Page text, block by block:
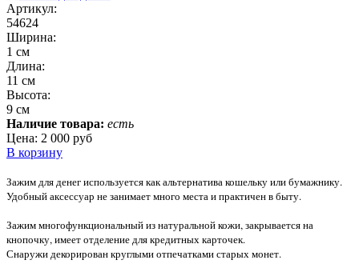
Артикул:
54624
Ширина:
1 см
Длина:
11 см
Высота:
9 см
Наличие товара: есть
Цена: 2 000 руб
В корзину
Зажим для денег используется как альтернатива кошельку или бумажнику.
Удобный аксессуар не занимает много места и практичен в быту.
Зажим многофункциональный из натуральной кожи, закрывается на
кнопочку, имеет отделение для кредитных карточек.
Снаружи декорирован круглыми отпечатками старых монет.